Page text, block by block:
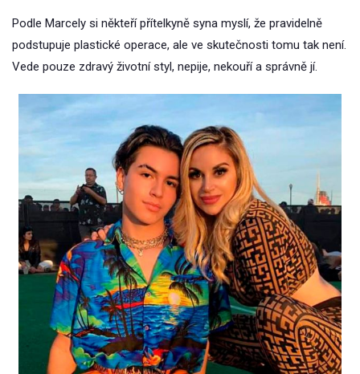
Podle Marcely si někteří přítelkyně syna myslí, že pravidelně
podstupuje plastické operace, ale ve skutečnosti tomu tak není.
Vede pouze zdravý životní styl, nepije, nekouří a správně jí.